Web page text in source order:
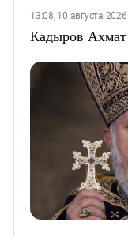
13:08, 10 августа 2026
Кадыров